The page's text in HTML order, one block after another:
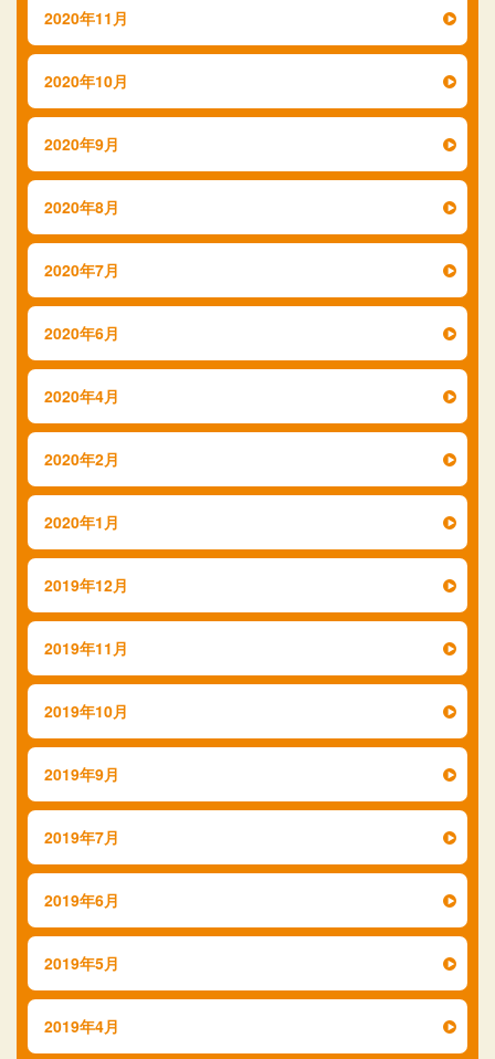
2020年11月
2020年10月
2020年9月
2020年8月
2020年7月
2020年6月
2020年4月
2020年2月
2020年1月
2019年12月
2019年11月
2019年10月
2019年9月
2019年7月
2019年6月
2019年5月
2019年4月